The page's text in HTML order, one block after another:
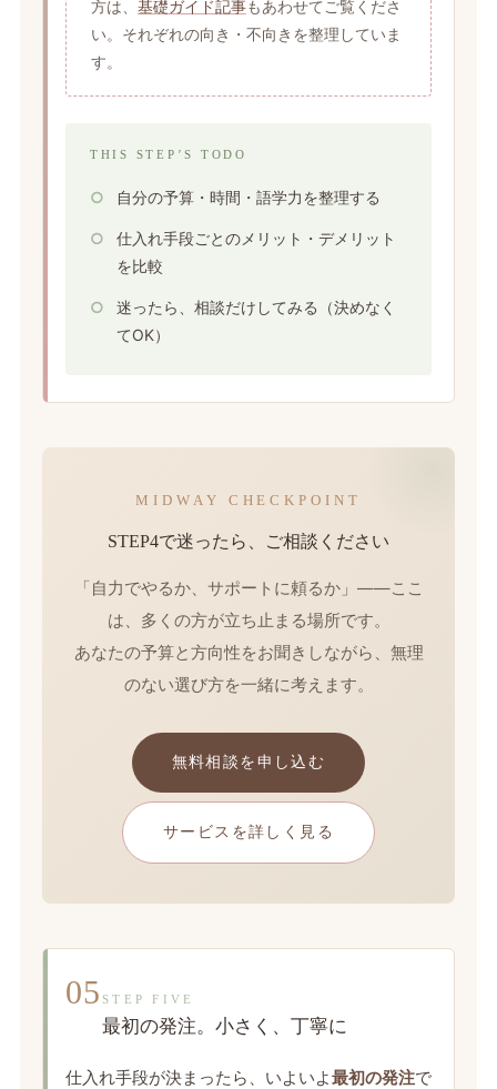
方は、 基礎ガイド記事もあわせてご覧くださ
い。それぞれの向き・不向きを整理していま
す。
THIS STEP’S TODO
自分の予算・時間・語学力を整理する
仕入れ手段ごとのメリット・デメリット
を比較
迷ったら、相談だけしてみる（決めなく
てOK）
MIDWAY CHECKPOINT
STEP4で迷ったら、ご相談ください
「自力でやるか、サポートに頼るか」——ここ
は、多くの方が立ち止まる場所です。
あなたの予算と方向性をお聞きしながら、無理
のない選び方を一緒に考えます。
無料相談を申し込む
サービスを詳しく見る
05 STEP FIVE
最初の発注。小さく、丁寧に
仕入れ手段が決まったら、いよいよ最初の発注で